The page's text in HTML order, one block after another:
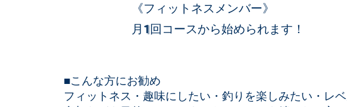
《フィットネスメンバー》
月1回コースから始められます！
■こんな方にお勧め
フィットネス・趣味にしたい・釣りを楽しみたい・レ